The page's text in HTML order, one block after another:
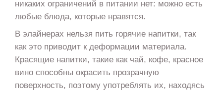
никаких ограничений в питании нет: можно есть
любые блюда, которые нравятся.
В элайнерах нельзя пить горячие напитки, так
как это приводит к деформации материала.
Красящие напитки, такие как чай, кофе, красное
вино способны окрасить прозрачную
поверхность, поэтому употреблять их, находясь